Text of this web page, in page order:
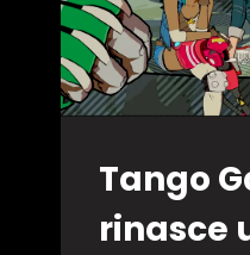
Tango
rinasce